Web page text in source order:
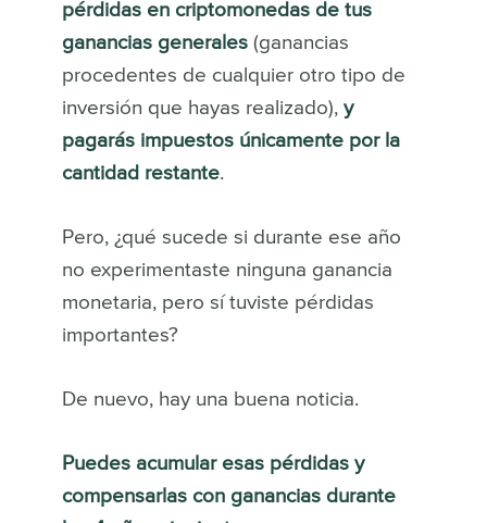
pérdidas en criptomonedas de tus
ganancias generales(ganancias
procedentes de cualquier otro tipo de
inversión que hayas realizado), y
pagarás impuestos únicamente por la
cantidad restante.
Pero, ¿qué sucede si durante ese año
no experimentaste ninguna ganancia
monetaria, pero sí tuviste pérdidas
importantes?
De nuevo, hay una buena noticia.
Puedes acumular esas pérdidas y
compensarlas con ganancias durante